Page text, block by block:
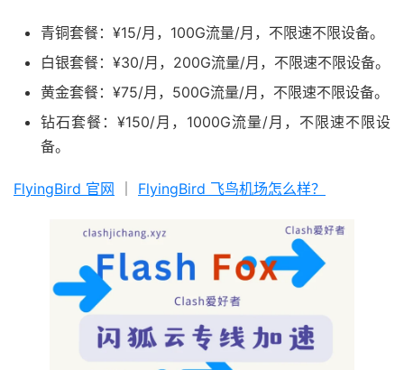
青铜套餐：¥15/月，100G流量/月，不限速不限设备。
白银套餐：¥30/月，200G流量/月，不限速不限设备。
黄金套餐：¥75/月，500G流量/月，不限速不限设备。
钻石套餐：¥150/月，1000G流量/月，不限速不限设
备。
FlyingBird 官网 FlyingBird 飞鸟机场怎么样？